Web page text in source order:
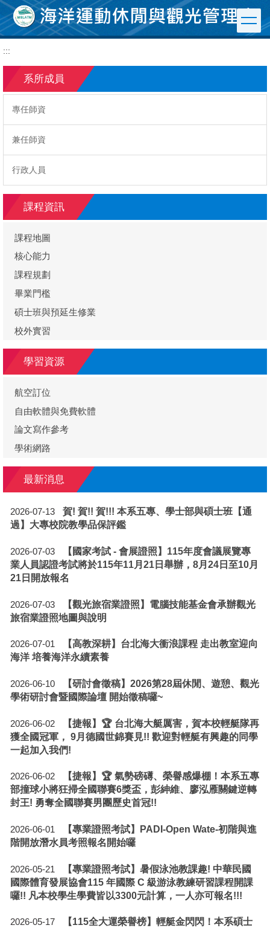
跳
到
主
:::
系所成員
專任師資
兼任師資
行政人員
課程資訊
課程地圖
核心能力
課程規劃
畢業門檻
碩士班與預延生修業
校外實習
學習資源
航空訂位
自由軟體與免費軟體
論文寫作參考
學術網路
最新消息
2026-07-13
賀! 賀!! 賀!!! 本系五專、學士部與碩士班【通
過】大專校院教學品保評鑑
2026-07-03
【國家考試 - 會展證照】115年度會議展覽專
業人員認證考試將於115年11月21日舉辦，8月24日至10月
21日開放報名
2026-07-03
【觀光旅宿業證照】電腦技能基金會承辦觀光
旅宿業證照地圖與說明
2026-07-01
【高教深耕】台北海大衝浪課程 走出教室迎向
海洋 培養海洋永續素養
2026-06-10
【研討會徵稿】2026第28屆休閒、遊憩、觀光
學術研討會暨國際論壇 開始徵稿囉~
2026-06-02
【捷報】🏆 台北海大艇厲害，賀本校輕艇隊再
獲全國冠軍， 9月德國世錦賽見!! 歡迎對輕艇有興趣的同學
一起加入我們!
2026-06-02
【捷報】🏆 氣勢磅礡、榮譽感爆棚！本系五專
部撞球小將狂掃全國聯賽6獎盃，彭紳維、廖泓雁關鍵逆轉
封王! 勇奪全國聯賽男團歷史首冠!!
2026-06-01
【專業證照考試】PADI-Open Wate-初階與進
階開放潛水員考照報名開始囉
2026-05-21
【專業證照考試】暑假泳池教課趣! 中華民國
國際體育發展協會115 年國際 C 級游泳教練研習課程開課
囉!! 凡本校學生學費皆以3300元計算，一人亦可報名!!!
2026-05-17
【115全大運榮譽榜】輕艇金閃閃！本系碩士